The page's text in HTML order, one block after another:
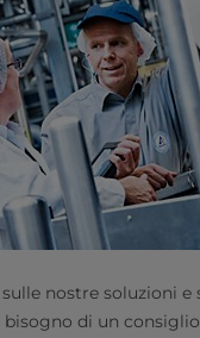
nostre soluzioni e
di un